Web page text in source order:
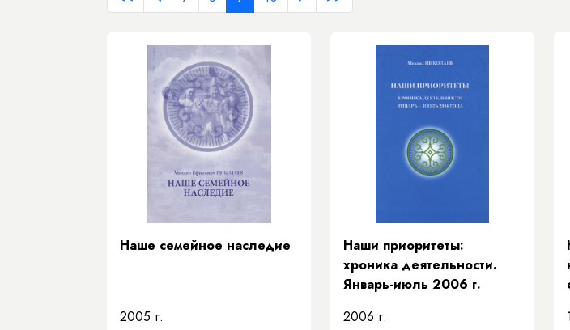
Наше семейное наследие
2005 г.
Наши приоритеты:
хроника деятельности.
Январь-июль 2006 г.
2006 г.